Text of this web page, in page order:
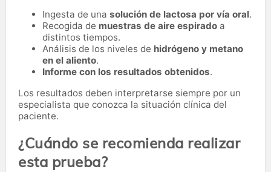
Ingesta de una solución de lactosa por vía oral.
Recogida de muestras de aire espirado a
distintos tiempos.
Análisis de los niveles de hidrógeno y metano
en el aliento.
Informe con los resultados obtenidos.
Los resultados deben interpretarse siempre por un
especialista que conozca la situación clínica del
paciente.
¿Cuándo se recomienda realizar
esta prueba?